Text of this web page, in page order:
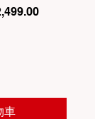
促
車